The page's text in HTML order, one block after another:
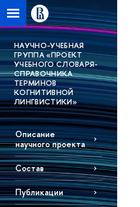
НАУЧНО-УЧЕБНАЯ
ГРУППА «ПРОЕКТ
УЧЕБНОГО СЛОВАРЯ-
СПРАВОЧНИКА
ТЕРМИНОВ
КОГНИТИВНОЙ
ЛИНГВИСТИКИ»
Описание
научного проекта
Состав
Публикации